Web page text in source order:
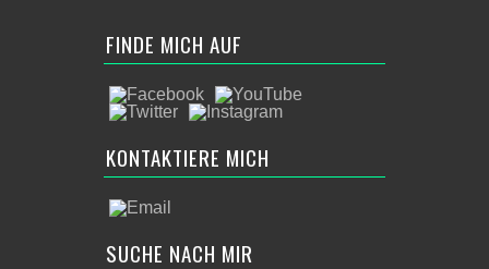
FINDE MICH AUF
KONTAKTIERE MICH
SUCHE NACH MIR